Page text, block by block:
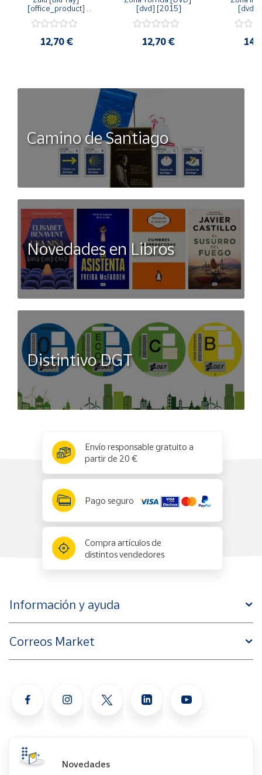
[office_product]
12,70 €
[dvd] [2015]
12,70 €
[dvd]
Camino de Santiago
Novedades en Libros
Distintivo DGT
Envío responsable gratuito a
partir de 20 €
Pago seguro
Compra artículos de
distintos vendedores
Información y ayuda
Correos Market
Novedades